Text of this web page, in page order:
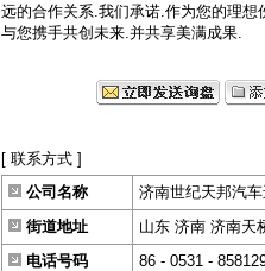
远的合作关系.我们承诺.作为您的理
与您携手共创未来.并共享美满成果.
[ 联系方式 ]
公司名称
济南世纪天邦汽
街道地址
山东 济南 济南天
电话号码
86 - 0531 -